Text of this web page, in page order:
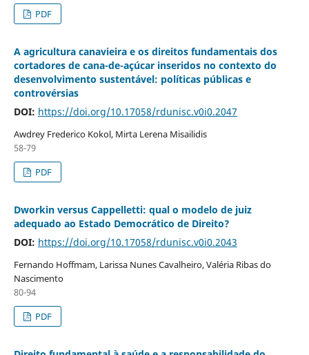
PDF
A agricultura canavieira e os direitos fundamentais dos
cortadores de cana-de-açúcar inseridos no contexto do
desenvolvimento sustentável: políticas públicas e
controvérsias
DOI: https://doi.org/10.17058/rdunisc.v0i0.2047
Awdrey Frederico Kokol, Mirta Lerena Misailidis
58-79
PDF
Dworkin versus Cappelletti: qual o modelo de juiz
adequado ao Estado Democrático de Direito?
DOI: https://doi.org/10.17058/rdunisc.v0i0.2043
Fernando Hoffmam, Larissa Nunes Cavalheiro, Valéria Ribas do
Nascimento
80-94
PDF